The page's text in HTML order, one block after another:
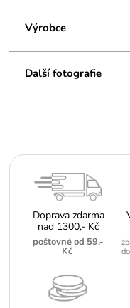
Výrobce
Další fotografie
Doprava zdarma
nad 1300,- Kč
poštovné od 59,-
Kč